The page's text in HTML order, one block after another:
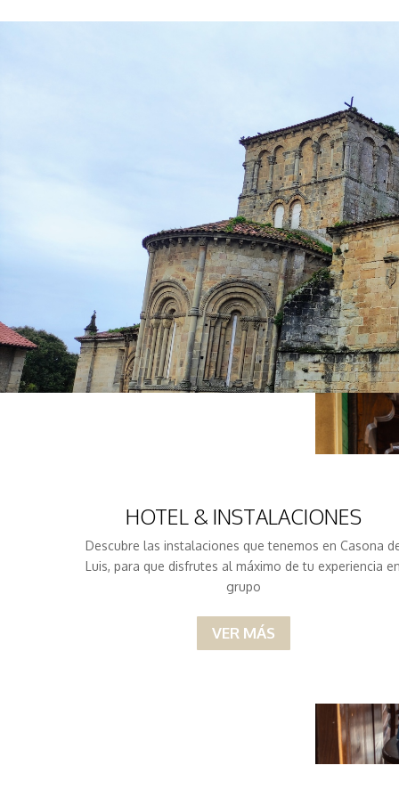
HOTEL & INSTALACIONES
Descubre las instalaciones que tenemos en Casona
Luis, para que disfrutes al máximo de tu experiencia
grupo
VER MÁS